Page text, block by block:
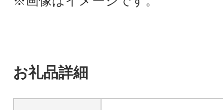
お礼品詳細